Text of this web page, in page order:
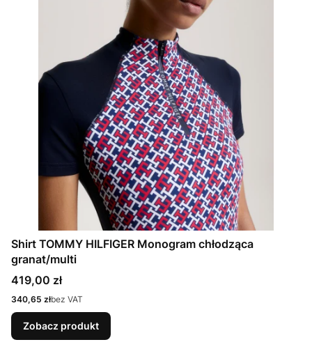
Shirt TOMMY HILFIGER Monogram chłodząca
granat/multi
Cena
419,00 zł
Cena
340,65 złbez VAT
Zobacz produkt